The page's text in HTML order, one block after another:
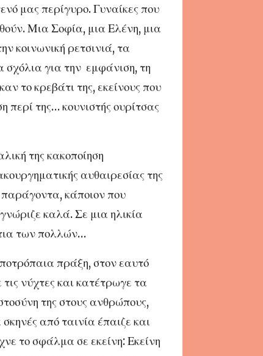
μας περίγυρο. Γυναίκες που
Μια Σοφία, μια Ελένη, μια
κοινωνική ρετσινιά, τα
σχόλια για την εμφάνιση, τη
το κρεβάτι της, εκείνους που
της… κουνιστής ουρίτσας
της κακοποίηση
αυθαιρεσίας της
κάποιον που
καλά. Σε μια ηλικία
των πολλών…
πράξη, στον εαυτό
νύχτες και κατέτρωγε τα
της στους ανθρώπους,
από ταινία έπαιζε και
το σφάλμα σε εκείνη: Εκείνη